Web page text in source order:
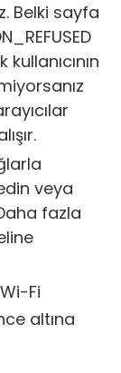
Belki sayfa
veya
fazla
Wi-Fi
altına